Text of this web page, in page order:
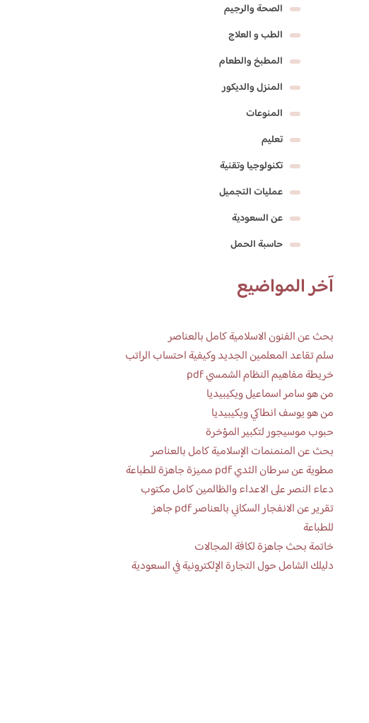
الصحة والرجيم
الطب و العلاج
المطبخ والطعام
المنزل والديكور
المنوعات
تعليم
تكنولوجيا وتقنية
عمليات التجميل
عن السعودية
حاسبة الحمل
آخر المواضيع
بحث عن الفنون الاسلامية كامل بالعناصر
سلم تقاعد المعلمين الجديد وكيفية احتساب الراتب
خريطة مفاهيم النظام الشمسي pdf
من هو سامر اسماعيل ويكيبيديا
من هو يوسف انطاكي ويكيبيديا
حبوب موسيجور لتكبير المؤخرة
بحث عن المنمنمات الإسلامية كامل بالعناصر
مطوية عن سرطان الثدي pdf مميزة جاهزة للطباعة
دعاء النصر على الاعداء والظالمين كامل مكتوب
تقرير عن الانفجار السكاني بالعناصر pdf جاهز
للطباعة
خاتمة بحث جاهزة لكافة المجالات
دليلك الشامل حول التجارة الإلكترونية في السعودية